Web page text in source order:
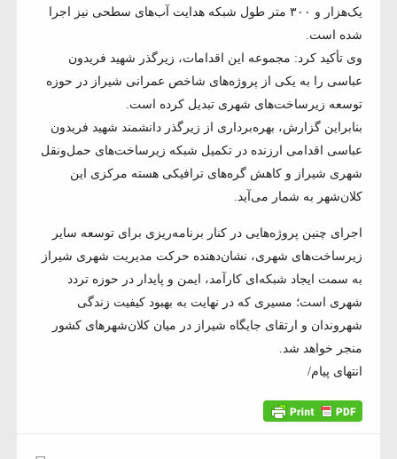
یک‌هزار و ۳۰۰ متر طول شبکه هدایت آب‌های سطحی نیز اجرا
شده است.
وی تأکید کرد: مجموعه این اقدامات، زیرگذر شهید فریدون
عباسی را به یکی از پروژه‌های شاخص عمرانی شیراز در حوزه
توسعه زیرساخت‌های شهری تبدیل کرده است.
بنابراین گزارش، بهره‌برداری از زیرگذر دانشمند شهید فریدون
عباسی اقدامی ارزنده در تکمیل شبکه زیرساخت‌های حمل‌ونقل
شهری شیراز و کاهش گره‌های ترافیکی هسته مرکزی این
کلان‌شهر به شمار می‌آید.
اجرای چنین پروژه‌هایی در کنار برنامه‌ریزی برای توسعه سایر
زیرساخت‌های شهری، نشان‌دهنده حرکت مدیریت شهری شیراز
به سمت ایجاد شبکه‌ای کارآمد، ایمن و پایدار در حوزه تردد
شهری است؛ مسیری که در نهایت به بهبود کیفیت زندگی
شهروندان و ارتقای جایگاه شیراز در میان کلان‌شهرهای کشور
منجر خواهد شد.
انتهای پیام/